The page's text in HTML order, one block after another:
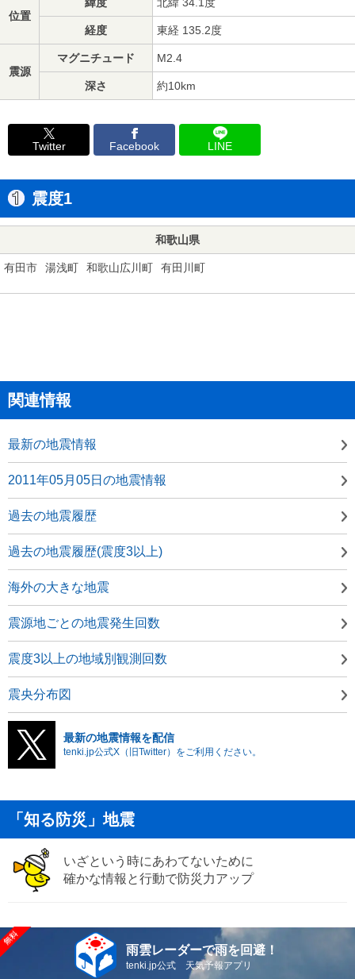
位置
経度 東経 135.2度
震源
マグニチュード M2.4
深さ 約10km
Twitter Facebook LINE
震度1
和歌山県
有田市 湯浅町 和歌山広川町 有田川町
関連情報
最新の地震情報
2011年05月05日の地震情報
過去の地震履歴
過去の地震履歴(震度3以上)
海外の大きな地震
震源地ごとの地震発生回数
震度3以上の地域別観測回数
震央分布図
最新の地震情報を配信
tenki.jp公式X（旧Twitter）をご利用ください。
「知る防災」地震
いざという時にあわてないために
確かな情報と行動で防災力アップ
雨雲レーダーで雨を回避！
tenki.jp公式 天気予報アプリ